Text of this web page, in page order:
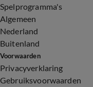
Spelprogramma's
Algemeen
Nederland
Buitenland
Voorwaarden
Privacyverklaring
Gebruiksvoorwaarden